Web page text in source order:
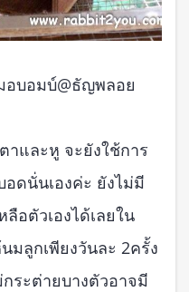
บอมบ์@ธัญพลอย
าและหู จะยังใช้การ
ดนั่นเองค่ะ ยังไม่มี
อตัวเองได้เลยใน
มลูกเพียงวันละ 2ครั้ง
ระต่ายบางตัวอาจมี